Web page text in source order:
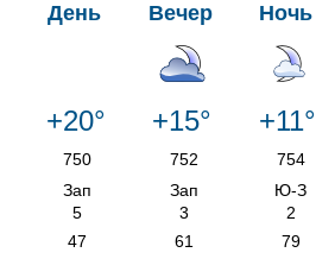
День Вечер Ночь
+20° +15° +11°
750 752 754
Зап Зап Ю-З
5 3 2
47 61 79